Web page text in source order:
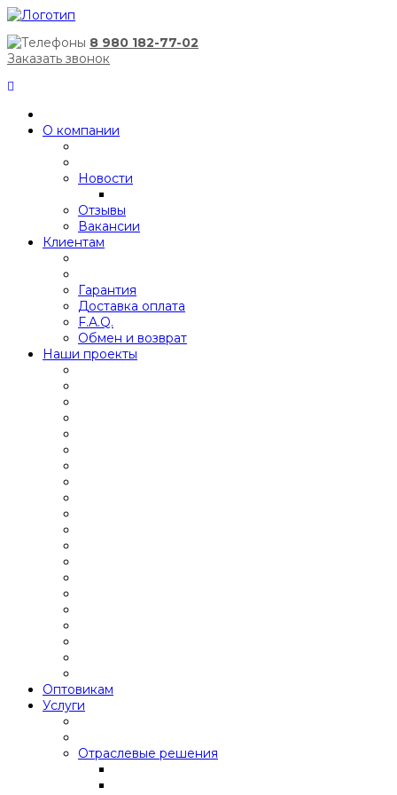
8 980 182-77-02
Заказать звонок
О компании
Новости
Отзывы
Вакансии
Клиентам
Гарантия
Доставка оплата
F.A.Q.
Обмен и возврат
Наши проекты
Оптовикам
Услуги
Отраслевые решения